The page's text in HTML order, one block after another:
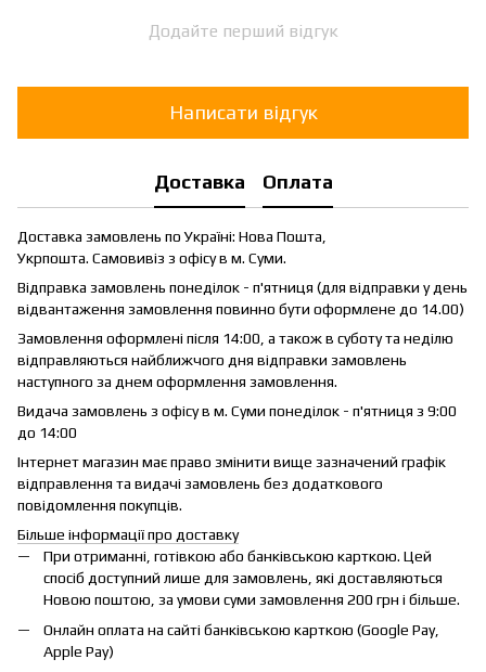
Додайте перший відгук
Написати відгук
Доставка Оплата
Доставка замовлень по Україні: Нова Пошта,
Укрпошта. Самовивіз з офісу в м. Суми.
Відправка замовлень понеділок - п'ятниця (для відправки у день
відвантаження замовлення повинно бути оформлене до 14.00)
Замовлення оформлені після 14:00, а також в суботу та неділю
відправляються найближчого дня відправки замовлень
наступного за днем оформлення замовлення.
Видача замовлень з офісу в м. Суми понеділок - п'ятниця з 9:00
до 14:00
Інтернет магазин має право змінити вище зазначений графік
відправлення та видачі замовлень без додаткового
повідомлення покупців.
Більше інформації про доставку
При отриманні, готівкою або банківською карткою. Цей
спосіб доступний лише для замовлень, які доставляються
Новою поштою, за умови суми замовлення 200 грн і більше.
Онлайн оплата на сайті банківською карткою (Google Pay,
Apple Pay)